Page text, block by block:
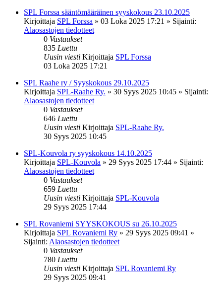
SPL Forssa sääntömääräinen syyskokous 23.10.2025
Kirjoittaja SPL Forssa » 03 Loka 2025 17:21 » Sijainti:
Alaosastojen tiedotteet
0 Vastaukset
835 Luettu
Uusin viesti Kirjoittaja SPL Forssa
03 Loka 2025 17:21
SPL Raahe ry / Syyskokous 29.10.2025
Kirjoittaja SPL-Raahe Ry. » 30 Syys 2025 10:45 » Sijainti:
Alaosastojen tiedotteet
0 Vastaukset
646 Luettu
Uusin viesti Kirjoittaja SPL-Raahe Ry.
30 Syys 2025 10:45
SPL-Kouvola ry syyskokous 14.10.2025
Kirjoittaja SPL-Kouvola » 29 Syys 2025 17:44 » Sijainti:
Alaosastojen tiedotteet
0 Vastaukset
659 Luettu
Uusin viesti Kirjoittaja SPL-Kouvola
29 Syys 2025 17:44
SPL Rovaniemi SYYSKOKOUS su 26.10.2025
Kirjoittaja SPL Rovaniemi Ry » 29 Syys 2025 09:41 »
Sijainti: Alaosastojen tiedotteet
0 Vastaukset
780 Luettu
Uusin viesti Kirjoittaja SPL Rovaniemi Ry
29 Syys 2025 09:41